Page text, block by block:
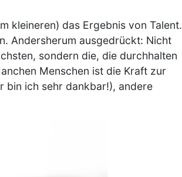
kleineren) das Ergebnis von Talent.
Andersherum ausgedrückt: Nicht
sondern die, die durchhalten
Menschen ist die Kraft zur
bin ich sehr dankbar!), andere